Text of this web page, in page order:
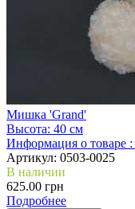
Мишка 'Grand'
Высота: 40 см
Информация о товаре :
Артикул: 0503-0025
В наличии
625.00 грн
Подробнее